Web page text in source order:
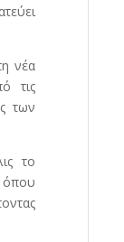
νέα
τις
των
το
όπου